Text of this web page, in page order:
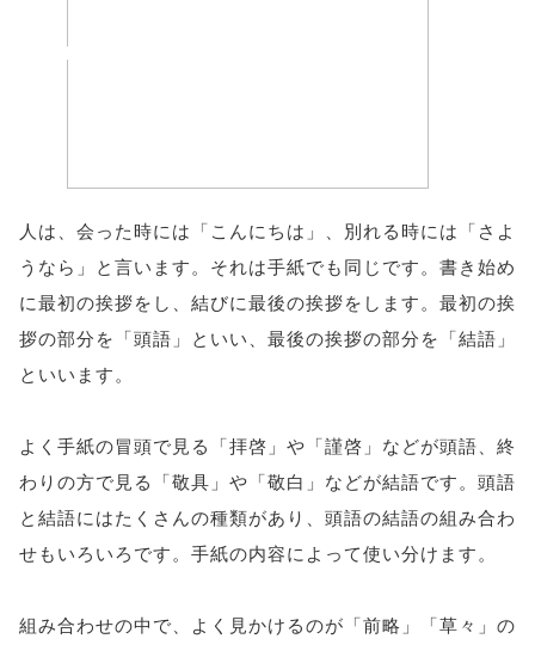
scrollbars=yes'
人は、会った時には「こんにちは」、別れる時には「さよ
うなら」と言います。それは手紙でも同じです。書き始め
に最初の挨拶をし、結びに最後の挨拶をします。最初の挨
拶の部分を「頭語」といい、最後の挨拶の部分を「結語」
といいます。
よく手紙の冒頭で見る「拝啓」や「謹啓」などが頭語、終
わりの方で見る「敬具」や「敬白」などが結語です。頭語
と結語にはたくさんの種類があり、頭語の結語の組み合わ
せもいろいろです。手紙の内容によって使い分けます。
組み合わせの中で、よく見かけるのが「前略」「草々」の